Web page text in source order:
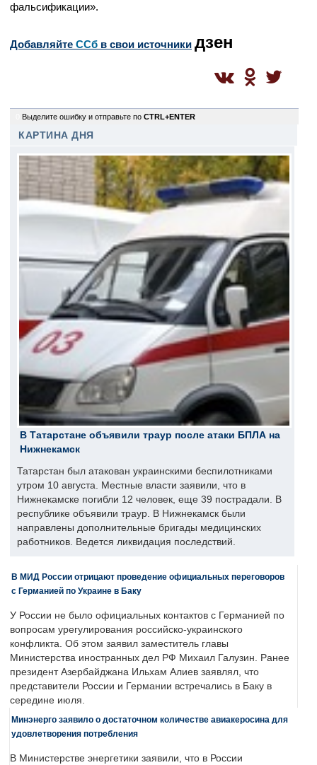
фальсификации».
Добавляйте CСб в свои источники дзен
Выделите ошибку и отправьте по CTRL+ENTER
КАРТИНА ДНЯ
В Татарстане объявили траур после атаки БПЛА на
Нижнекамск
Татарстан был атакован украинскими беспилотниками
утром 10 августа. Местные власти заявили, что в
Нижнекамске погибли 12 человек, еще 39 пострадали. В
республике объявили траур. В Нижнекамск были
направлены дополнительные бригады медицинских
работников. Ведется ликвидация последствий.
В МИД России отрицают проведение официальных переговоров
с Германией по Украине в Баку
У России не было официальных контактов с Германией по
вопросам урегулирования российско-украинского
конфликта. Об этом заявил заместитель главы
Министерства иностранных дел РФ Михаил Галузин. Ранее
президент Азербайджана Ильхам Алиев заявлял, что
представители России и Германии встречались в Баку в
середине июля.
Минэнерго заявило о достаточном количестве авиакеросина для
удовлетворения потребления
В Министерстве энергетики заявили, что в России